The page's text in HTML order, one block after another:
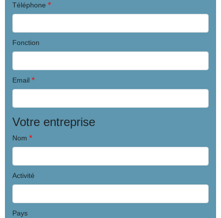
Téléphone *
Fonction
Email *
Votre entreprise
Nom *
Activité
Pays